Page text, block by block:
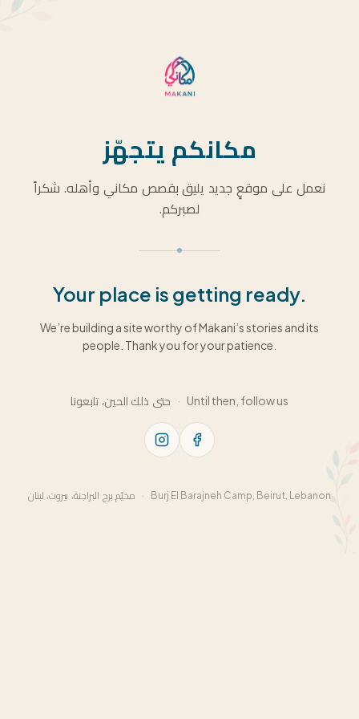
مكانكم يتجهّز
نعمل على موقعٍ جديد يليق بقصص مكاني وأهله. شكراً
لصبركم.
Your place is getting ready.
We’re building a site worthy of Makani’s stories and its
people. Thank you for your patience.
حتى ذلك الحين، تابعونا · Until then, follow us
مخيّم برج البراجنة، بيروت، لبنان · Burj El Barajneh Camp, Beirut, Lebanon